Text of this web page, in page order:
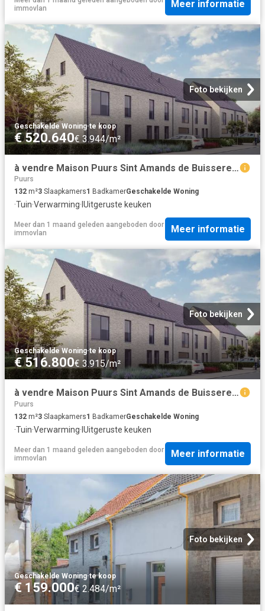
immovlan
Meer informatie
Foto bekijken
Geschakelde Woning·te koop
€ 520.640€ 3.944/m²
à vendre Maison Puurs Sint Amands de Buisseretlaan
Puurs
132 m²3 Slaapkamers1 BadkamerGeschakelde Woning
·Tuin·Verwarming· IUitgeruste keuken
Meer dan 1 maand geleden aangeboden door
immovlan
Meer informatie
Foto bekijken
Geschakelde Woning·te koop
€ 516.800€ 3.915/m²
à vendre Maison Puurs Sint Amands de Buisseretlaan
Puurs
132 m²3 Slaapkamers1 BadkamerGeschakelde Woning
·Tuin·Verwarming· IUitgeruste keuken
Meer dan 1 maand geleden aangeboden door
immovlan
Meer informatie
Foto bekijken
Geschakelde Woning·te koop
€ 159.000€ 2.484/m²